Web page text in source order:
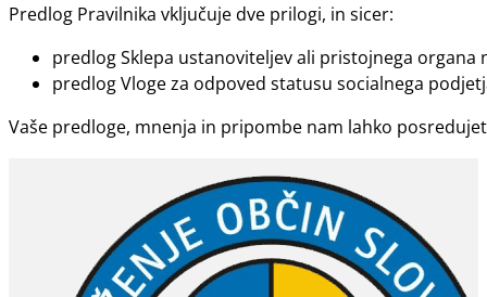
Predlog Pravilnika vključuje dve prilogi, in sicer:
predlog Sklepa ustanoviteljev ali pristojnega
predlog Vloge za odpoved statusu socialnega
Vaše predloge, mnenja in pripombe nam lahko